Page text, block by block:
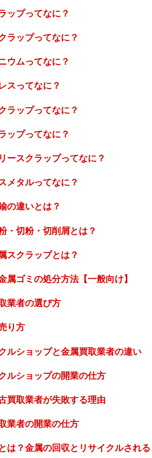
ップってなに？
ラップってなに？
ウムってなに？
スってなに？
ラップってなに？
ップってなに？
ースクラップってなに？
メタルってなに？
の違いとは？
・切粉・切削屑とは？
スクラップとは？
属ゴミの処分方法【一般向け】
業者の選び方
り方
ルショップと金属買取業者の違い
ルショップの開業の仕方
買取業者が失敗する理由
業者の開業の仕方
は？金属の回収とリサイクルされ